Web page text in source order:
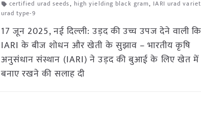
certified urad seeds, high yielding black gram, IARI urad
urad type-9
17 जून 2025, नई दिल्ली: उड़द की उच्च उपज देने वाली
IARI के बीज शोधन और खेती के सुझाव – भारतीय कृषि
अनुसंधान संस्थान (IARI) ने उड़द की बुआई के लिए खेत में
बनाए रखने की सलाह दी